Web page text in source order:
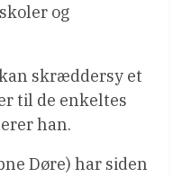
og
skræddersy et
til de enkeltes
han.
Døre) har siden